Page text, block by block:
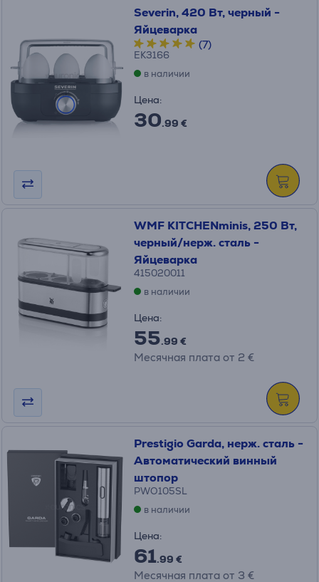
Severin, 420 Вт, черный -
Яйцеварка
(7)
EK3166
в наличии
Цена:
30.99 €
WMF KITCHENminis, 250 Вт,
черный/нерж. сталь -
Яйцеварка
415020011
в наличии
Цена:
55.99 €
Месячная плата от 2 €
Prestigio Garda, нерж. сталь -
Автоматический винный
штопор
PWO105SL
в наличии
Цена:
61.99 €
Месячная плата от 3 €